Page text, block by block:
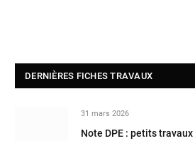
DERNIÈRES FICHES TRAVAUX
31 mars 2026
Note DPE : petits